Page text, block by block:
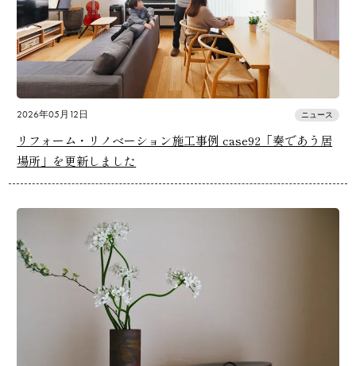
2026年05月12日 ニュース
リフォーム・リノベーション施工事例 case92「奏であう居
場所」を更新しました